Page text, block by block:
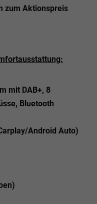
zum Aktionspreis
mit DAB+, 8
Bluetooth
Android Auto)